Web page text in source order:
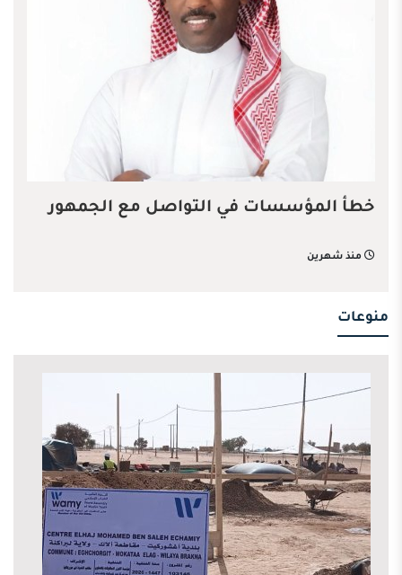
خطأ المؤسسات في التواصل مع الجمهور
منذ شهرين
منوعات